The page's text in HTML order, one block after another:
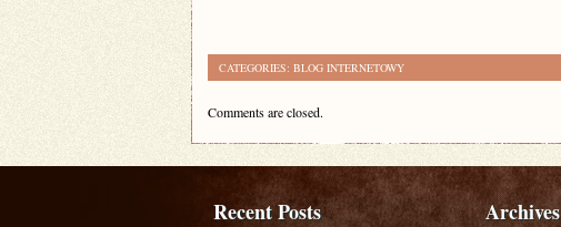
CATEGORIES: BLOG INTERNETOWY
Comments are closed.
Recent Posts Archives